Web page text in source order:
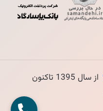
از سال 1395 تاکنون